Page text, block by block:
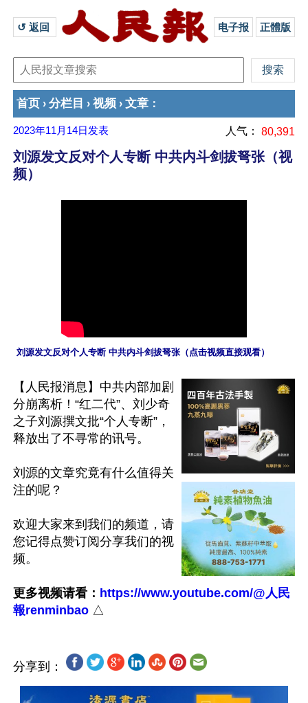
↺ 返回 电子报 正體版
首页 › 分栏目 › 视频 › 文章 ：
2023年11月14日 发表 人气： 80,391
刘源发文反对个人专断 中共内斗剑拔弩张（视
频）
刘源发文反对个人专断 中共内斗剑拔弩张（点击视频直接观看）
【人民报消息】中共内部加剧
分崩离析！“红二代”、刘少奇
之子刘源撰文批“个人专断”，
释放出了不寻常的讯号。
刘源的文章究竟有什么值得关
注的呢？
欢迎大家来到我们的频道，请
您记得点赞订阅分享我们的视
频。
更多视频请看： https://www.youtube.com/@人民
報renminbao
分享到：